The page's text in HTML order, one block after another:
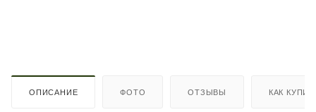
ОПИСАНИЕ ФОТО ОТЗЫВЫ КАК